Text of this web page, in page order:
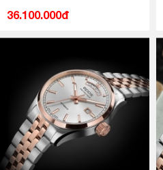
36.100.000đ